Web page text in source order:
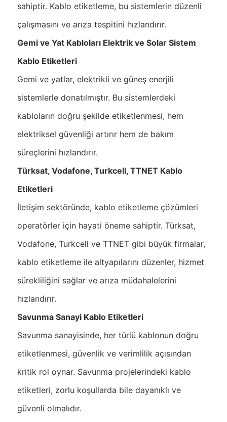
sahiptir. Kablo etiketleme, bu sistemlerin düzenli
çalışmasını ve arıza tespitini hızlandırır.
Gemi ve Yat Kabloları Elektrik ve Solar Sistem
Kablo Etiketleri
Gemi ve yatlar, elektrikli ve güneş enerjili
sistemlerle donatılmıştır. Bu sistemlerdeki
kabloların doğru şekilde etiketlenmesi, hem
elektriksel güvenliği artırır hem de bakım
süreçlerini hızlandırır.
Türksat, Vodafone, Turkcell, TTNET Kablo
Etiketleri
İletişim sektöründe, kablo etiketleme çözümleri
operatörler için hayati öneme sahiptir. Türksat,
Vodafone, Turkcell ve TTNET gibi büyük firmalar,
kablo etiketleme ile altyapılarını düzenler, hizmet
sürekliliğini sağlar ve arıza müdahalelerini
hızlandırır.
Savunma Sanayi Kablo Etiketleri
Savunma sanayisinde, her türlü kablonun doğru
etiketlenmesi, güvenlik ve verimlilik açısından
kritik rol oynar. Savunma projelerindeki kablo
etiketleri, zorlu koşullarda bile dayanıklı ve
güvenli olmalıdır.